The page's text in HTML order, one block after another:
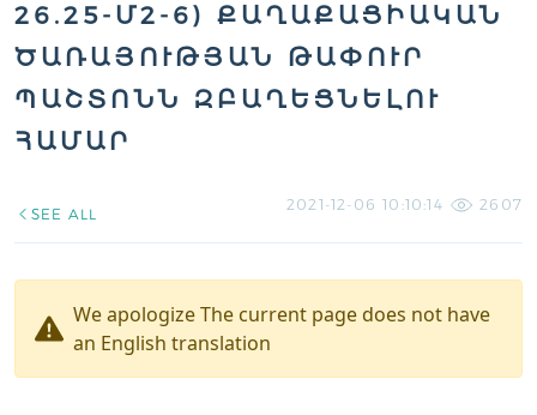
26.25-Մ2-6) ՔԱՂԱՔԱՑԻԱԿԱՆ
ԾԱՌԱՅՈՒԹՅԱՆ ԹԱՓՈՒՐ
ՊԱՇՏՈՆՆ ԶԲԱՂԵՑՆԵԼՈՒ
ՀԱՄԱՐ
SEE ALL
2021-12-06 10:10:14 2607
We apologize The current page does not have
an English translation